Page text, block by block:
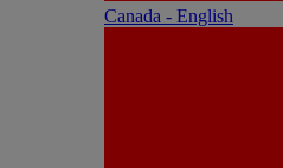
Canada - English